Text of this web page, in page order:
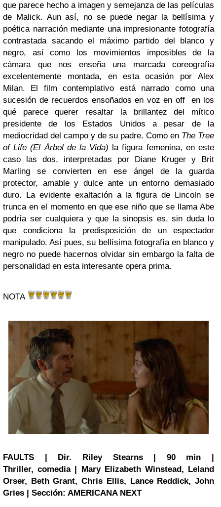
que parece hecho a imagen y semejanza de las películas
de Malick. Aun así, no se puede negar la bellísima y
poética narración mediante una impresionante fotografía
contrastada sacando el máximo partido del blanco y
negro, así como los movimientos imposibles de la
cámara que nos enseña una marcada coreografía
excelentemente montada, en esta ocasión por Alex
Milan. El film contemplativo está narrado como una
sucesión de recuerdos ensoñados en voz en off en los
qué parece querer resaltar la brillantez del mítico
presidente de los Estados Unidos a pesar de la
mediocridad del campo y de su padre. Como en The Tree
of Life (El Árbol de la Vida) la figura femenina, en este
caso las dos, interpretadas por Diane Kruger y Brit
Marling se convierten en ese ángel de la guarda
protector, amable y dulce ante un entorno demasiado
duro. La evidente exaltación a la figura de Lincoln se
trunca en el momento en que ese niño que se llama Abe
podría ser cualquiera y que la sinopsis es, sin duda lo
que condiciona la predisposición de un espectador
manipulado. Así pues, su bellísima fotografía en blanco y
negro no puede hacernos olvidar sin embargo la falta de
personalidad en esta interesante opera prima.
NOTA
FAULTS | Dir. Riley Stearns | 90 min |
Thriller, comedia | Mary Elizabeth Winstead, Leland
Orser, Beth Grant, Chris Ellis, Lance Reddick, John
Gries | Sección: AMERICANA NEXT